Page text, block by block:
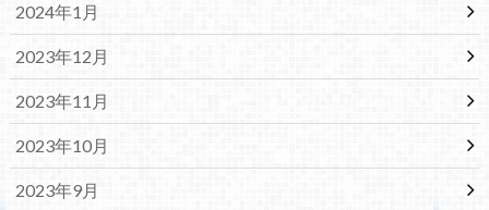
2024年1月
2023年12月
2023年11月
2023年10月
2023年9月